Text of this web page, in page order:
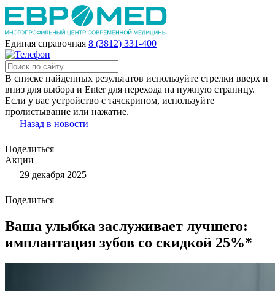
Единая справочная 8 (3812) 331-400
В списке найденных результатов используйте стрелки вверх и
вниз для выбора и Enter для перехода на нужную страницу.
Если у вас устройство с тачскрином, используйте
пролистывание или нажатие.
Назад в новости
Поделиться
Акции
29 декабря 2025
Поделиться
Ваша улыбка заслуживает лучшего:
имплантация зубов со скидкой 25%*